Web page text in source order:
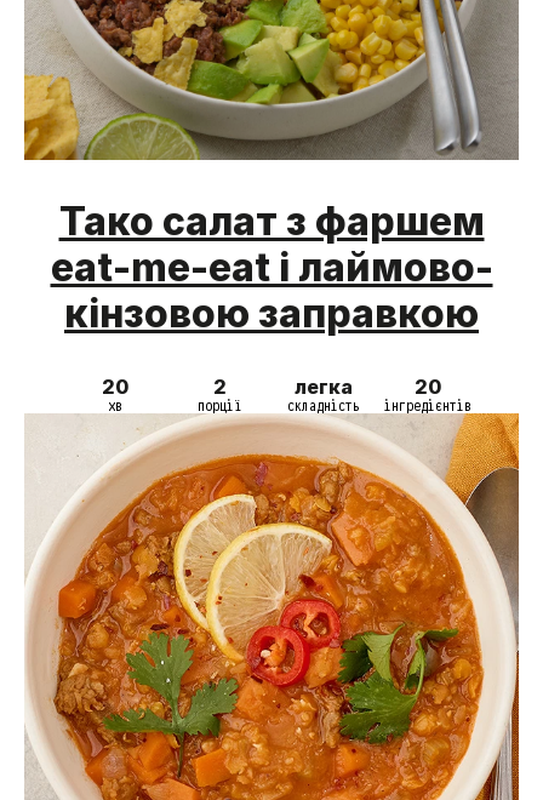
Тако салат з фаршем
eat-me-eat і лаймово-
кінзовою заправкою
20
хв
2
порції
легка
складність
20
інгредієнтів